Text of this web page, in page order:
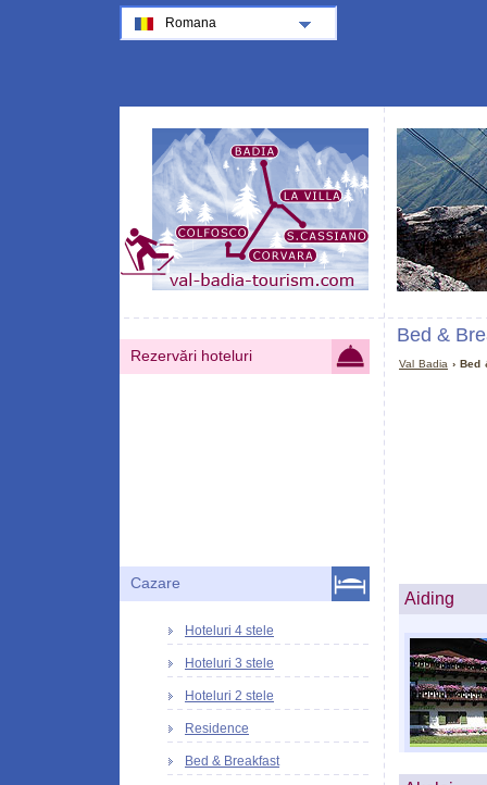
Bed &
Val Badia › Bed
Aiding
Rezervări hoteluri
Cazare
Hoteluri 4 stele
Hoteluri 3 stele
Hoteluri 2 stele
Residence
Bed & Breakfast
Romana